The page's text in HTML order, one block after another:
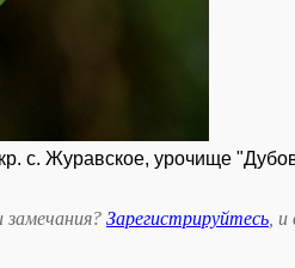
с. Журавское, урочище
Зарегистрируйтесь ,